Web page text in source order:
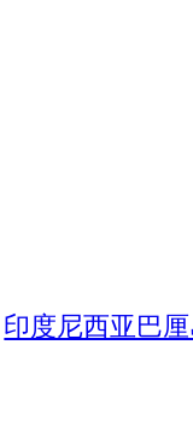
印度尼西亚巴